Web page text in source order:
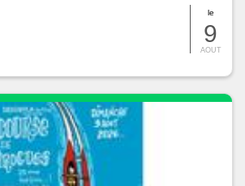
le
9
AOUT